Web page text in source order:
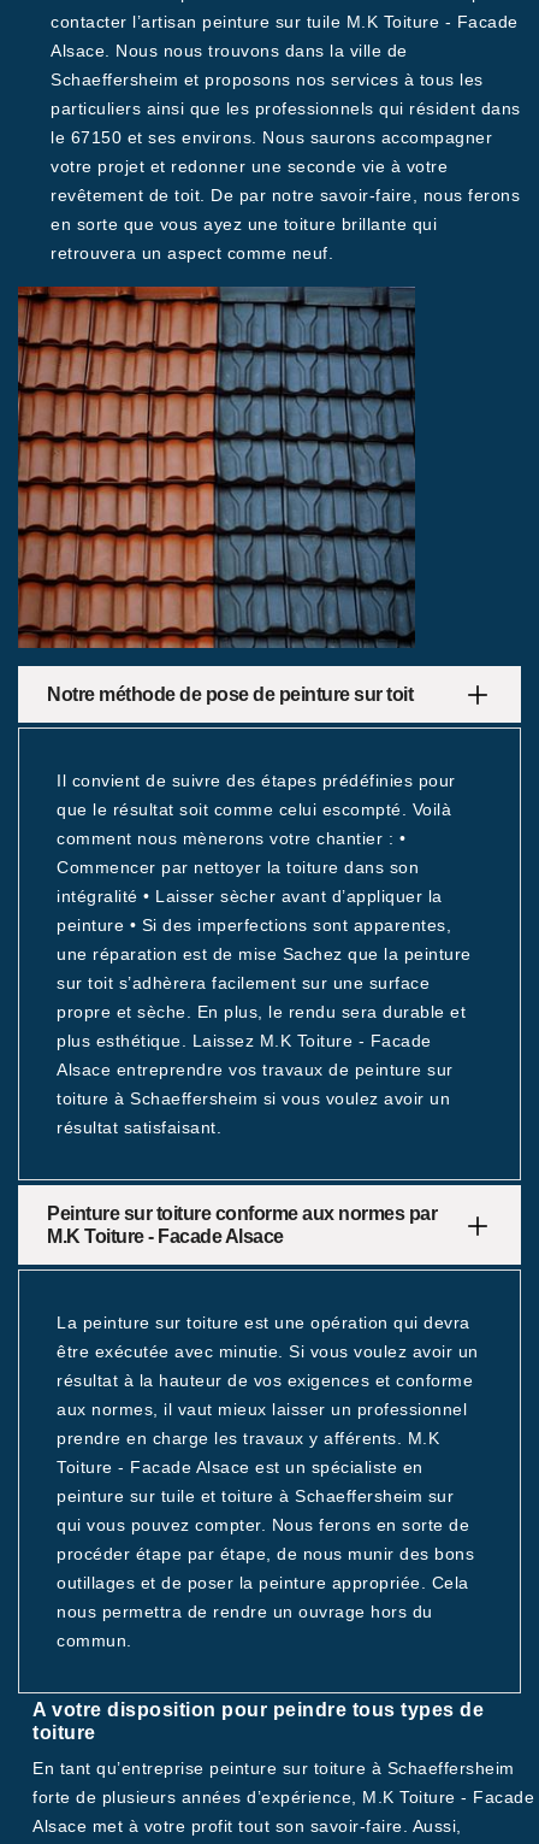
contacter l’artisan peinture sur tuile M.K Toiture - Facade
Alsace. Nous nous trouvons dans la ville de
Schaeffersheim et proposons nos services à tous les
particuliers ainsi que les professionnels qui résident dans
le 67150 et ses environs. Nous saurons accompagner
votre projet et redonner une seconde vie à votre
revêtement de toit. De par notre savoir-faire, nous ferons
en sorte que vous ayez une toiture brillante qui
retrouvera un aspect comme neuf.
Notre méthode de pose de peinture sur toit
Il convient de suivre des étapes prédéfinies pour
que le résultat soit comme celui escompté. Voilà
comment nous mènerons votre chantier : •
Commencer par nettoyer la toiture dans son
intégralité • Laisser sècher avant d’appliquer la
peinture • Si des imperfections sont apparentes,
une réparation est de mise Sachez que la peinture
sur toit s’adhèrera facilement sur une surface
propre et sèche. En plus, le rendu sera durable et
plus esthétique. Laissez M.K Toiture - Facade
Alsace entreprendre vos travaux de peinture sur
toiture à Schaeffersheim si vous voulez avoir un
résultat satisfaisant.
Peinture sur toiture conforme aux normes par
M.K Toiture - Facade Alsace
La peinture sur toiture est une opération qui devra
être exécutée avec minutie. Si vous voulez avoir un
résultat à la hauteur de vos exigences et conforme
aux normes, il vaut mieux laisser un professionnel
prendre en charge les travaux y afférents. M.K
Toiture - Facade Alsace est un spécialiste en
peinture sur tuile et toiture à Schaeffersheim sur
qui vous pouvez compter. Nous ferons en sorte de
procéder étape par étape, de nous munir des bons
outillages et de poser la peinture appropriée. Cela
nous permettra de rendre un ouvrage hors du
commun.
A votre disposition pour peindre tous types de
toiture
En tant qu’entreprise peinture sur toiture à Schaeffersheim
forte de plusieurs années d’expérience, M.K Toiture - Facade
Alsace met à votre profit tout son savoir-faire. Aussi,